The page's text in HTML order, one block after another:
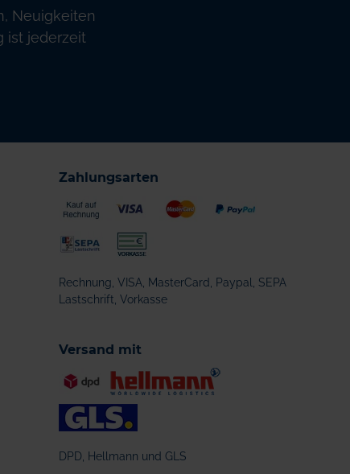
Neuigkeiten
ist jederzeit
Zahlungsarten
Rechnung, VISA, MasterCard, Paypal, SEPA
Lastschrift, Vorkasse
Versand mit
DPD, Hellmann und GLS